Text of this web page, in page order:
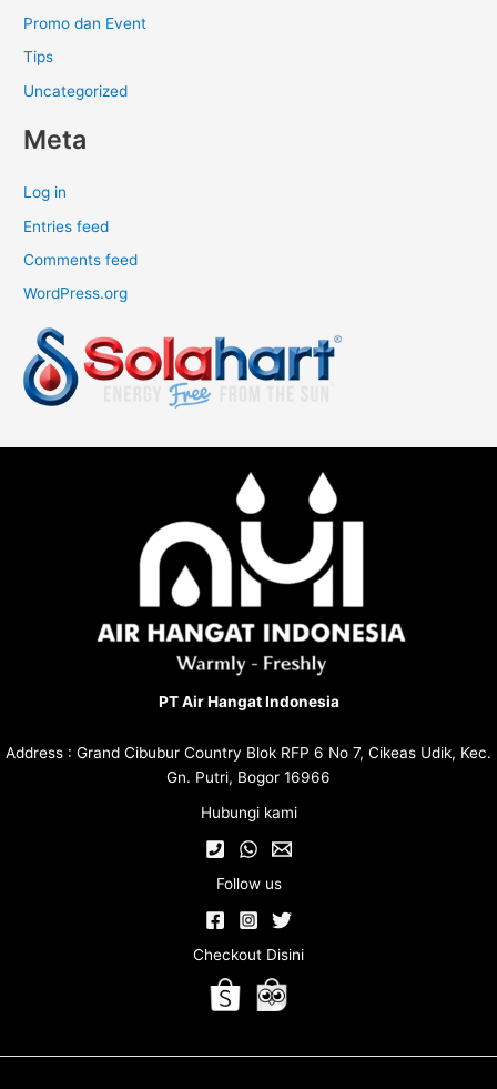
Promo dan Event
Tips
Uncategorized
Meta
Log in
Entries feed
Comments feed
WordPress.org
PT Air Hangat Indonesia
Address : Grand Cibubur Country Blok RFP 6 No 7, Cikeas Udik, Kec.
Gn. Putri, Bogor 16966
Hubungi kami
Follow us
Checkout Disini